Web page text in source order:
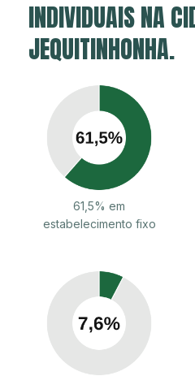
INDIVIDUAIS NA
JEQUITINHONHA.
61,5% em
estabelecimento fixo